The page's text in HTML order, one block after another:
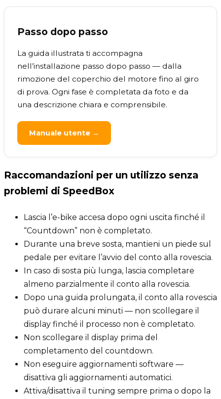
Passo dopo passo
La guida illustrata ti accompagna
nell’installazione passo dopo passo — dalla
rimozione del coperchio del motore fino al giro
di prova. Ogni fase è completata da foto e da
una descrizione chiara e comprensibile.
Manuale utente →
Raccomandazioni per un utilizzo senza
problemi di SpeedBox
Lascia l’e-bike accesa dopo ogni uscita finché il
“Countdown” non è completato.
Durante una breve sosta, mantieni un piede sul
pedale per evitare l’avvio del conto alla rovescia.
In caso di sosta più lunga, lascia completare
almeno parzialmente il conto alla rovescia.
Dopo una guida prolungata, il conto alla rovescia
può durare alcuni minuti — non scollegare il
display finché il processo non è completato.
Non scollegare il display prima del
completamento del countdown.
Non eseguire aggiornamenti software —
disattiva gli aggiornamenti automatici.
Attiva/disattiva il tuning sempre prima o dopo la